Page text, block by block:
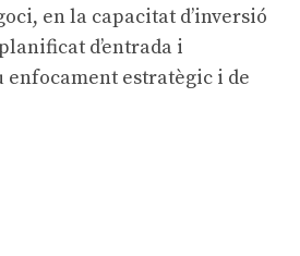
en la capacitat d’inversió
d’entrada i
enfocament estratègic i de